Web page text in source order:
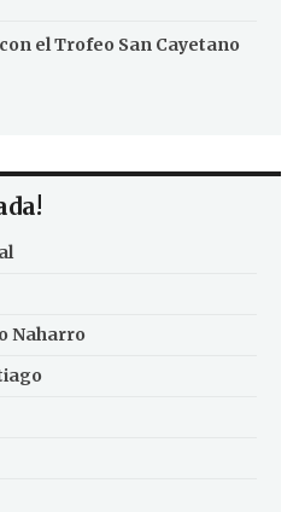
el Trofeo San Cayetano
Naharro